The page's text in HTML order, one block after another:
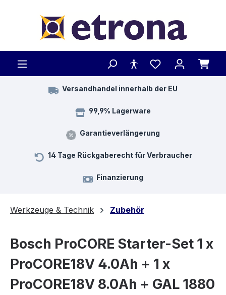
Versandhandel innerhalb der EU
99,9% Lagerware
Garantieverlängerung
14 Tage Rückgaberecht für Verbraucher
Finanzierung
Werkzeuge & Technik Zubehör
Bosch ProCORE Starter-Set 1 x
ProCORE18V 4.0Ah + 1 x
ProCORE18V 8.0Ah + GAL 1880